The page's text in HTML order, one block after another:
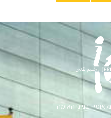
- בנייני האומה